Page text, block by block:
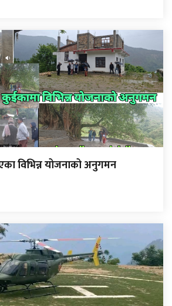
विभिन्न योजनाको अनुगमन